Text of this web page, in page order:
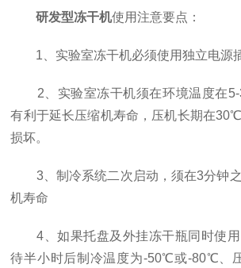
研发型冻干机使用注意要点：
1、实验室冻干机必须使用独立电源插
2、实验室冻干机须在环境温度在5-
有利于延长压缩机寿命，压机长期在
损坏。
3、制冷系统二次启动，须在3分钟之
机寿命
4、如果托盘及外挂冻干瓶同时使用
待半小时后制冷温度为-50℃或-80℃、